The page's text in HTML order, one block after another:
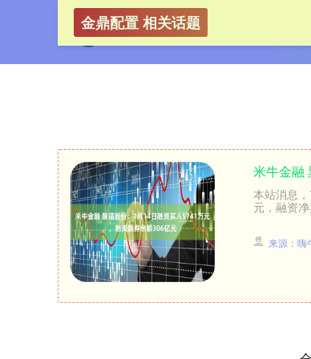
金鼎配置 相关话题
米牛金融
本站消息
元，融资
来源：嗨